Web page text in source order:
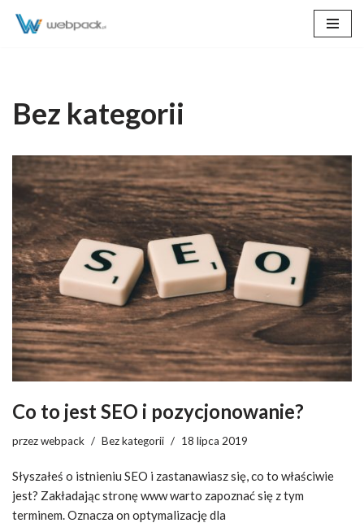
Bez kategorii
Co to jest SEO i pozycjonowanie?
przezwebpack Bez kategorii 18 lipca 2019
Słyszałeś o istnieniu SEO i zastanawiasz się, co to właściwie
jest? Zakładając stronę www warto zapoznać się z tym
terminem. Oznacza on optymalizację dla